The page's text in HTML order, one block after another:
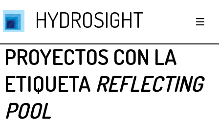
HYDROSIGHT
PROYECTOS CON LA
ETIQUETA REFLECTING
POOL